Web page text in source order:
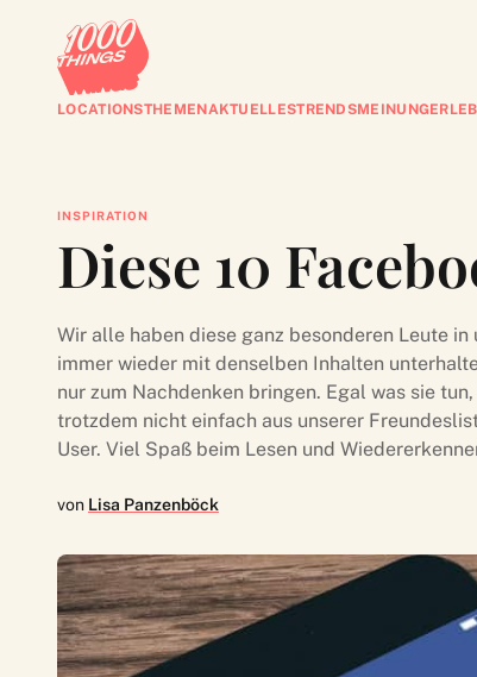
LOCATIONSTHEMENAKTUELLESTRENDSMEINUNG
INSPIRATION
Diese 10
Wir alle haben diese ganz besonderen Leute
immer wieder mit denselben Inhalten
nur zum Nachdenken bringen. Egal was sie
trotzdem nicht einfach aus unserer
User. Viel Spaß beim Lesen und
von Lisa Panzenböck